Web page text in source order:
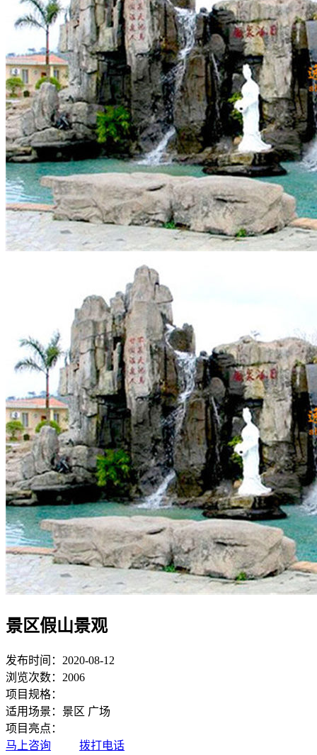
景区假山景观
发布时间：2020-08-12
浏览次数：2006
项目规格：
适用场景：景区 广场
项目亮点：
马上咨询
拨打电话